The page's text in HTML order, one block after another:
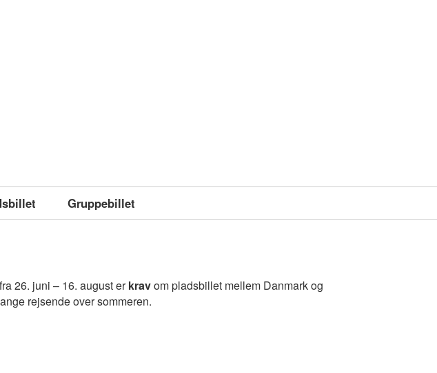
Gruppebillet
26. juni – 16. august erkravom pladsbillet mellem Danmark og
rejsende over sommeren.